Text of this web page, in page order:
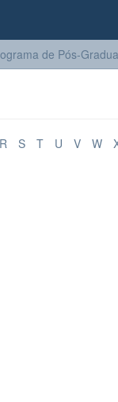
de Pós-
R S T U V W